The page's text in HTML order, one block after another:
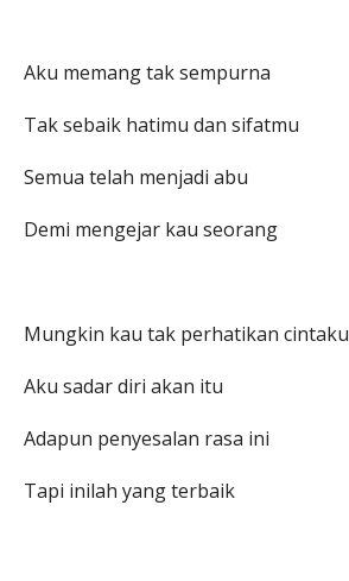
Aku memang tak sempurna
Tak sebaik hatimu dan sifatmu
Semua telah menjadi abu
Demi mengejar kau seorang
Mungkin kau tak perhatikan cintaku
Aku sadar diri akan itu
Adapun penyesalan rasa ini
Tapi inilah yang terbaik